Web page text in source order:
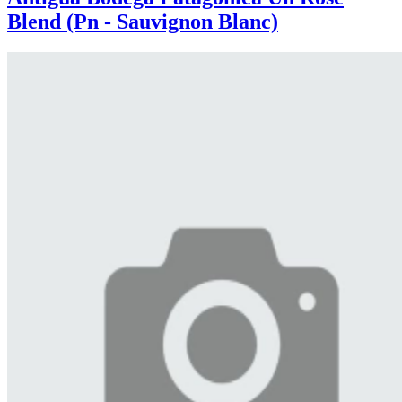
Blend (Pn - Sauvignon Blanc)